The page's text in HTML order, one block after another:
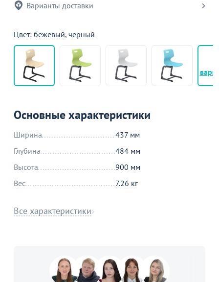
Варианты доставки
Цвет: бежевый, черный
Основные характеристики
Ширина
437 мм
Глубина
484 мм
Высота
900 мм
Вес
7.26 кг
Все характеристики